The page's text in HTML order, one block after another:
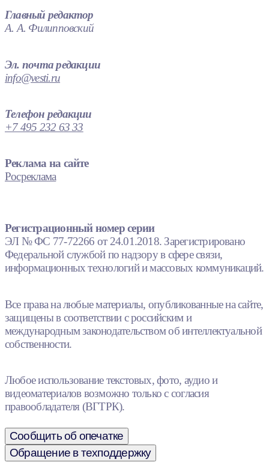
Главный редактор
А. А. Филипповский
Эл. почта редакции
info@vesti.ru
Телефон редакции
+7 495 232 63 33
Реклама на сайте
Росреклама
Регистрационный номер серии
ЭЛ № ФС 77-72266 от 24.01.2018. Зарегистрировано
Федеральной службой по надзору в сфере связи,
информационных технологий и массовых коммуникаций.
Все права на любые материалы, опубликованные на сайте,
защищены в соответствии с российским и
международным законодательством об интеллектуальной
собственности.
Любое использование текстовых, фото, аудио и
видеоматериалов возможно только с согласия
правообладателя (ВГТРК).
Сообщить об опечатке
Обращение в техподдержку